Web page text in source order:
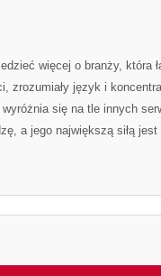
więcej o branży, która
zrozumiały język i
się na tle innych
a jego największą siłą